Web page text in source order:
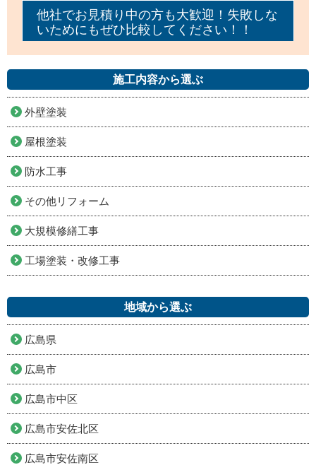
他社でお見積り中の方も大歓迎！失敗しな
いためにもぜひ比較してください！！
施工内容から選ぶ
外壁塗装
屋根塗装
防水工事
その他リフォーム
大規模修繕工事
工場塗装・改修工事
地域から選ぶ
広島県
広島市
広島市中区
広島市安佐北区
広島市安佐南区